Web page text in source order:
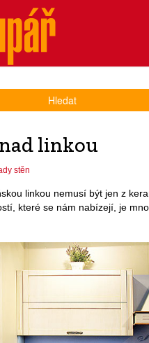
Hledat
linkou
stěn
linkou nemusí být jen z
které se nám nabízejí, je